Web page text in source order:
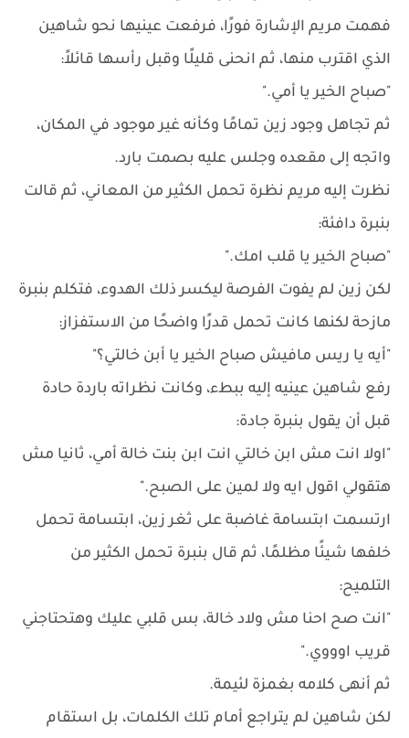
فهمت مريم الإشارة فورًا، فرفعت عينيها نحو شاهين
الذي اقترب منها، ثم انحنى قليلًا وقبل رأسها قائلاً:
"صباح الخير يا أمي."
ثم تجاهل وجود زين تمامًا وكأنه غير موجود في المكان،
واتجه إلى مقعده وجلس عليه بصمت بارد.
نظرت إليه مريم نظرة تحمل الكثير من المعاني، ثم قالت
بنبرة دافئة:
"صباح الخير يا قلب امك."
لكن زين لم يفوت الفرصة ليكسر ذلك الهدوء، فتكلم بنبرة
مازحة لكنها كانت تحمل قدرًا واضحًا من الاستفزاز:
"أيه يا ريس مافيش صباح الخير يا أبن خالتي؟"
رفع شاهين عينيه إليه ببطء، وكانت نظراته باردة حادة
قبل أن يقول بنبرة جادة:
"اولا انت مش ابن خالتي انت ابن بنت خالة أمي، ثانيا مش
هتقولي اقول ايه ولا لمين على الصبح."
ارتسمت ابتسامة غاضبة على ثغر زين، ابتسامة تحمل
خلفها شيئًا مظلمًا، ثم قال بنبرة تحمل الكثير من
التلميح:
"انت صح احنا مش ولاد خالة، بس قلبي عليك وهتحتاجني
قريب اوووي."
ثم أنهى كلامه بغمزة لئيمة.
لكن شاهين لم يتراجع أمام تلك الكلمات، بل استقام